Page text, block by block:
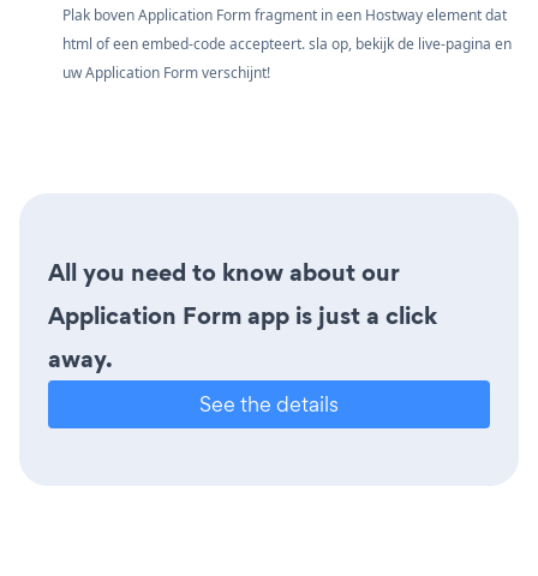
Plak boven Application Form fragment in een Hostway element dat
html of een embed-code accepteert. sla op, bekijk de live-pagina en
uw Application Form verschijnt!
All you need to know about our
Application Form app is just a click
away.
See the details